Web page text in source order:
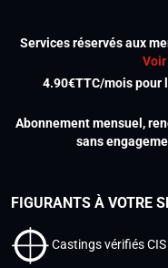
Services réservés aux
4.90€TTC/mois pour
Abonnement mensuel,
sans
FIGURANTS À VOTRE
Castings vérifiés